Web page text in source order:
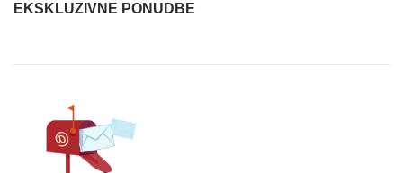
EKSKLUZIVNE PONUDBE